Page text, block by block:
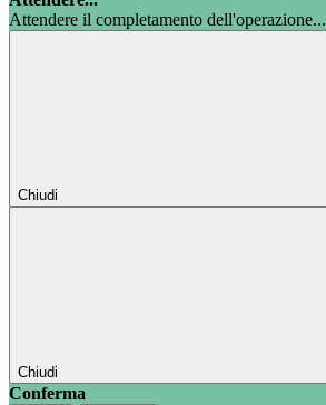
Attendere il completamento dell'operazione...
Chiudi
Chiudi
Conferma